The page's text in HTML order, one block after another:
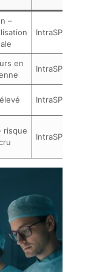
–
IntraSPINE
en
IntraSPINE
IntraSPINE
risque
IntraSPINE